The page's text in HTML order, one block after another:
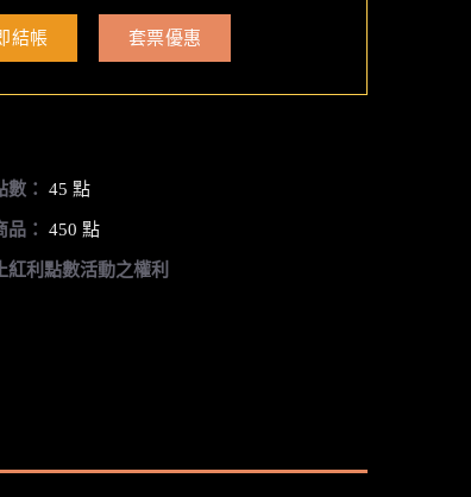
結帳 套票優惠
： 45 點
： 450 點
利點數活動之權利